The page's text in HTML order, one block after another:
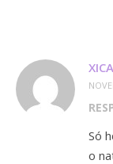
Só
o